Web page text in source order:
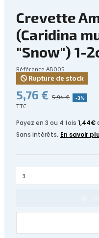
Crevette
(Caridina
"Snow") 1-
Référence AB005
Rupture de stock
5,76 € 5,94 € -3%
TTC